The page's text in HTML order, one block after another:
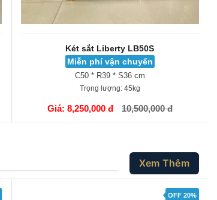
Két sắt Liberty LB50S
Miễn phí vận chuyển
C50 * R39 * S36 cm
Trọng lượng:45kg
Giá: 8,250,000 đ 10,500,000 đ
GIỎ HÀNG
Xem Thêm
OFF 20%